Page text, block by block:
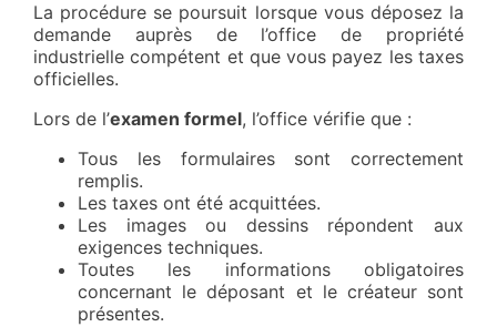
La procédure se poursuit lorsque vous déposez la
demande auprès de l’office de propriété
industrielle compétent et que vous payez les taxes
officielles.
Lors de l’examen formel, l’office vérifie que :
Tous les formulaires sont correctement
remplis.
Les taxes ont été acquittées.
Les images ou dessins répondent aux
exigences techniques.
Toutes les informations obligatoires
concernant le déposant et le créateur sont
présentes.